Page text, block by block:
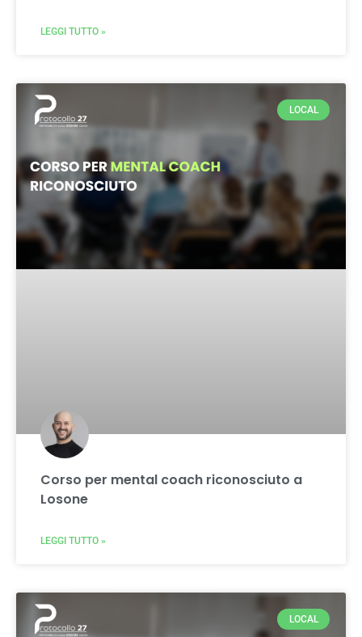
LEGGI TUTTO »
LOCAL
Corso per mental coach riconosciuto a
Losone
LEGGI TUTTO »
LOCAL